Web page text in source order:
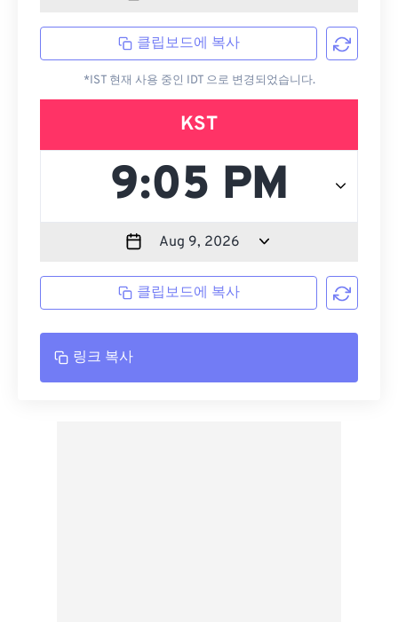
클립보드에 복사
*IST 현재 사용 중인 IDT 으로 변경되었습니다.
KST
클립보드에 복사
링크 복사